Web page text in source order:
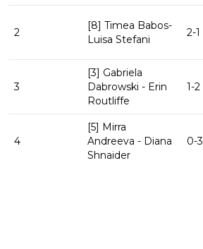
2
[8] Timea Babos-
Luisa Stefani
2-1
3
[3] Gabriela
Dabrowski - Erin
Routliffe
1-2
4
[5] Mirra
Andreeva - Diana
Shnaider
0-3